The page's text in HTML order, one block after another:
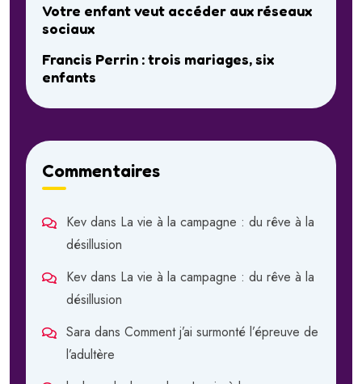
Votre enfant veut accéder aux réseaux
sociaux
Francis Perrin : trois mariages, six
enfants
Commentaires
Kev dans La vie à la campagne : du rêve à la
désillusion
Kev dans La vie à la campagne : du rêve à la
désillusion
Sara dans Comment j’ai surmonté l’épreuve de
l’adultère